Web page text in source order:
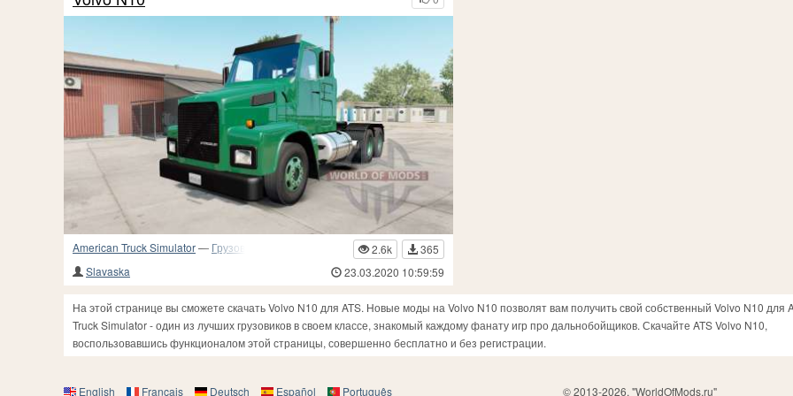
American Truck Simulator— Грузовики и прочий транспорт 2.6k
365
Slavaska
23.03.2020 10:59:59
На этой странице вы сможете скачать Volvo N10 для ATS. Новые моды на Volvo N10 позволят вам получить свой собственный Volvo N10 для
Truck Simulator - один из лучших грузовиков в своем классе, знакомый каждому фанату игр про дальнобойщиков. Скачайте ATS Volvo N10,
воспользовавшись функционалом этой страницы, совершенно бесплатно и без регистрации.
English Français Deutsch Español Português © 2013-2026, "WorldOfMods.ru"